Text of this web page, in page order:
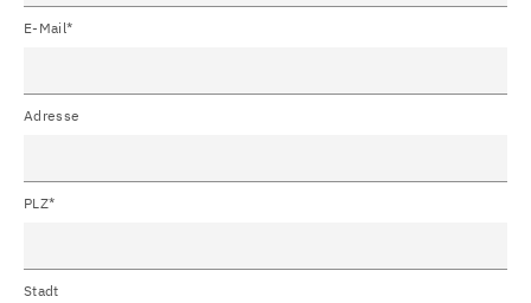
E-Mail*
Adresse
PLZ*
Stadt